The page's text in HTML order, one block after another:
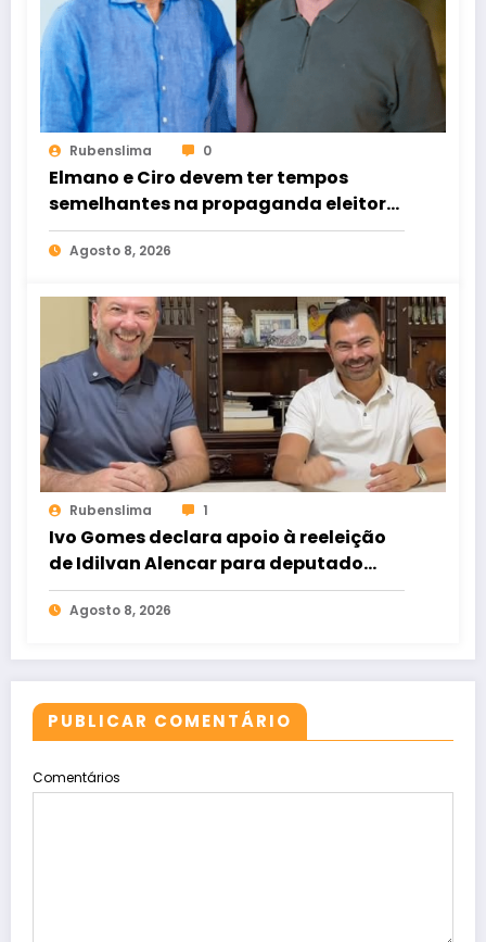
Rubenslima 0
Elmano e Ciro devem ter tempos
semelhantes na propaganda eleitoral
de rádio e TV
Agosto 8, 2026
Rubenslima 1
Ivo Gomes declara apoio à reeleição
de Idilvan Alencar para deputado
federal
Agosto 8, 2026
PUBLICAR COMENTÁRIO
Comentários